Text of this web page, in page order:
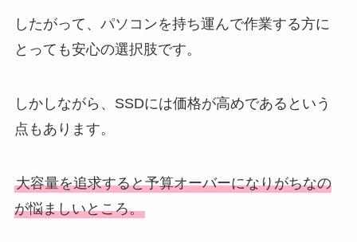
したがって、パソコンを持ち運んで作業する方に
とっても安心の選択肢です。
しかしながら、SSDには価格が高めであるという
点もあります。
大容量を追求すると予算オーバーになりがちなの
が悩ましいところ。